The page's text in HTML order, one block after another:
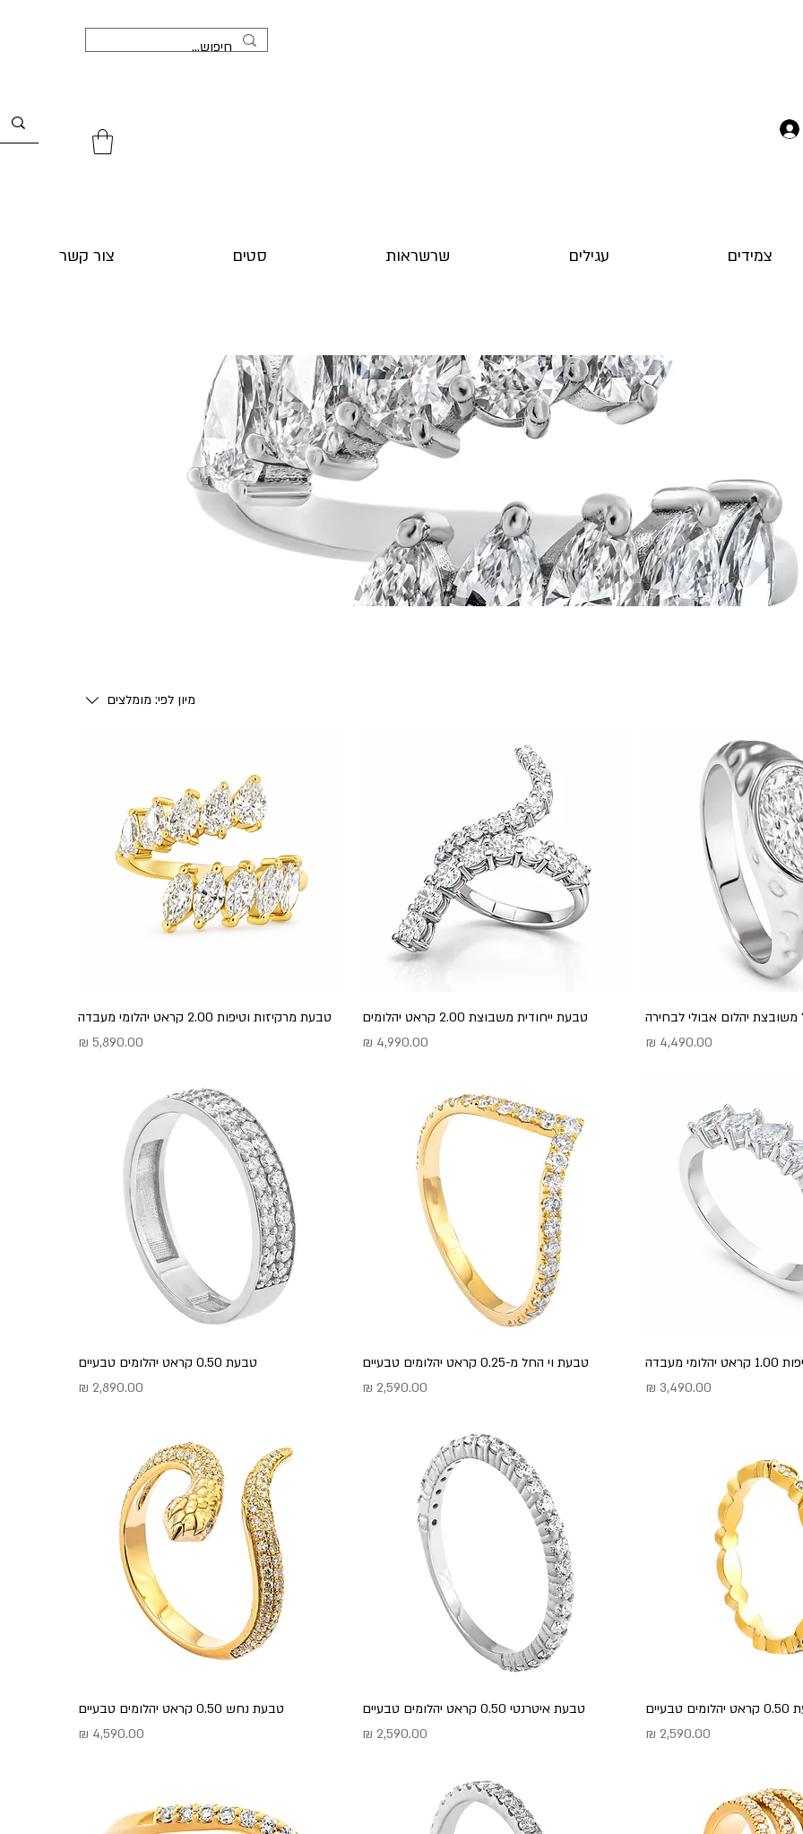
מיון לפי: מומלצים
יהלום אבולי לבחירה
מחיר
טבעת ייחודית משבוצת 2.00 קראט יהלומים
מחיר
טבעת מרקיזות וטיפות 2.00 קראט יהלומי מעבדה
מחיר
מעבדה
מחיר
טבעת וי החל מ-0.25 קראט יהלומים טבעיים
מחיר
טבעת 0.50 קראט יהלומים טבעיים
מחיר
טבעיים
מחיר
טבעת איטרנטי 0.50 קראט יהלומים טבעיים
מחיר
טבעת נחש 0.50 קראט יהלומים טבעיים
מחיר
צור קשר סטים שרשראות עגילים צמידים